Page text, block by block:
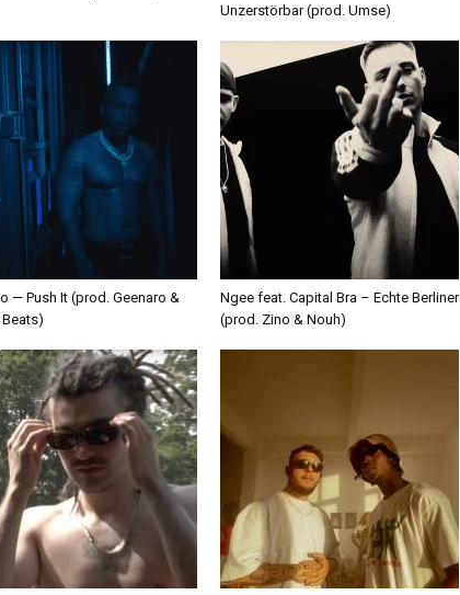
Unzerstörbar (prod. Umse)
— Push It (prod. Geenaro &
Beats)
Ngee feat. Capital Bra – Echte Berliner
(prod. Zino & Nouh)